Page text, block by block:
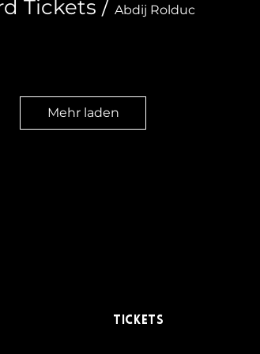
Tickets / Abdij Rolduc
Mehr laden
Tickets